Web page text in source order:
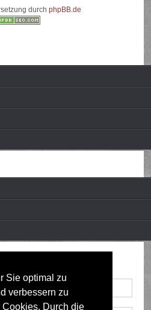
Sie optimal zu
verbessern zu
Durch die
durch phpBB.de